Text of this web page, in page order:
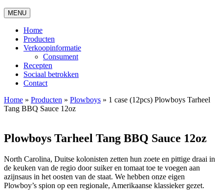
MENU
Home
Producten
Verkoopinformatie
Consument
Recepten
Sociaal betrokken
Contact
Home » Producten » Plowboys » 1 case (12pcs) Plowboys Tarheel
Tang BBQ Sauce 12oz
Plowboys Tarheel Tang BBQ Sauce 12oz
North Carolina, Duitse kolonisten zetten hun zoete en pittige draai in
de keuken van de regio door suiker en tomaat toe te voegen aan
azijnsaus in het oosten van de staat. We hebben onze eigen
Plowboy’s spion op een regionale, Amerikaanse klassieker gezet.